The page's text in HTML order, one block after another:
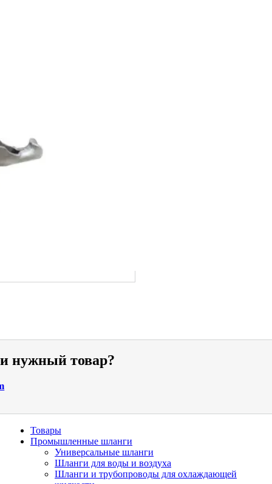
нужный товар?
Товары
Промышленные шланги
Универсальные шланги
Шланги для воды и воздуха
Шланги и трубопроводы для охлаждающей